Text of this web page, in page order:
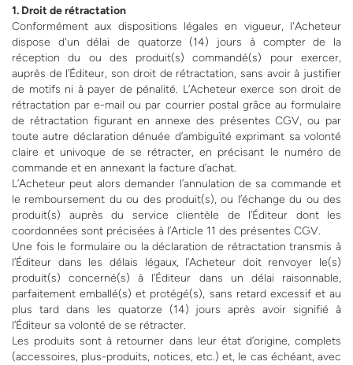
1. Droit de rétractation
Conformément aux dispositions légales en vigueur, l'Acheteur
dispose d'un délai de quatorze (14) jours à compter de la
réception du ou des produit(s) commandé(s) pour exercer,
auprès de l’Éditeur, son droit de rétractation, sans avoir à justifier
de motifs ni à payer de pénalité. L’Acheteur exerce son droit de
rétractation par e-mail ou par courrier postal grâce au formulaire
de rétractation figurant en annexe des présentes CGV, ou par
toute autre déclaration dénuée d’ambiguïté exprimant sa volonté
claire et univoque de se rétracter, en précisant le numéro de
commande et en annexant la facture d’achat.
L’Acheteur peut alors demander l’annulation de sa commande et
le remboursement du ou des produit(s), ou l’échange du ou des
produit(s) auprès du service clientèle de l’Éditeur dont les
coordonnées sont précisées à l’Article 11 des présentes CGV.
Une fois le formulaire ou la déclaration de rétractation transmis à
l’Éditeur dans les délais légaux, l’Acheteur doit renvoyer le(s)
produit(s) concerné(s) à l’Éditeur dans un délai raisonnable,
parfaitement emballé(s) et protégé(s), sans retard excessif et au
plus tard dans les quatorze (14) jours après avoir signifié à
l’Éditeur sa volonté de se rétracter.
Les produits sont à retourner dans leur état d’origine, complets
(accessoires, plus-produits, notices, etc.) et, le cas échéant, avec